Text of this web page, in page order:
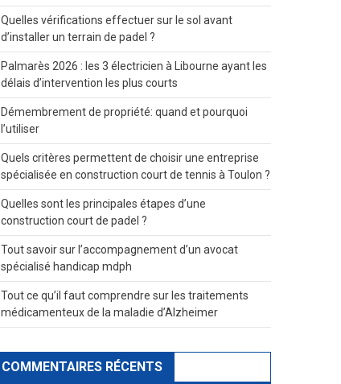
Quelles vérifications effectuer sur le sol avant
d’installer un terrain de padel ?
Palmarès 2026 : les 3 électricien à Libourne ayant les
délais d’intervention les plus courts
Démembrement de propriété: quand et pourquoi
l’utiliser
Quels critères permettent de choisir une entreprise
spécialisée en construction court de tennis à Toulon ?
Quelles sont les principales étapes d’une
construction court de padel ?
Tout savoir sur l’accompagnement d’un avocat
spécialisé handicap mdph
Tout ce qu’il faut comprendre sur les traitements
médicamenteux de la maladie d’Alzheimer
COMMENTAIRES RÉCENTS